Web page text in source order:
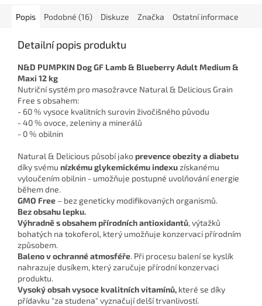
Popis Podobné (16) Diskuze Značka Ostatní informace
Detailní popis produktu
N&D PUMPKIN Dog GF Lamb & Blueberry Adult Medium &
Maxi 12 kg
Nutriční systém pro masožravce Natural & Delicious Grain
Free s obsahem:
- 60 % vysoce kvalitních surovin živočišného původu
- 40 % ovoce, zeleniny a minerálů
- 0 % obilnin
Natural & Delicious působí jakoprevence obezity a diabetu
díky svému nízkému glykemickému indexuzískanému
vyloučením obilnin - umožňuje postupné uvolňování energie
během dne.
GMO Free – bez geneticky modifikovaných organismů.
Bez obsahu lepku.
Výhradně s obsahem přírodních antioxidantů, výtažků
bohatých na tokoferol, který umožňuje konzervaci přírodním
způsobem.
Baleno v ochranné atmosféře. Při procesu balení se kyslík
nahrazuje dusíkem, který zaručuje přírodní konzervaci
produktu.
Vysoký obsah vysoce kvalitních vitamínů, které se díky
přídavku "za studena" vyznačují delší trvanlivostí.